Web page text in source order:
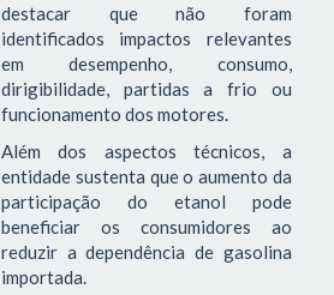
destacar que não foram
identificados impactos relevantes
em desempenho, consumo,
dirigibilidade, partidas a frio ou
funcionamento dos motores.
Além dos aspectos técnicos, a
entidade sustenta que o aumento da
participação do etanol pode
beneficiar os consumidores ao
reduzir a dependência de gasolina
importada.